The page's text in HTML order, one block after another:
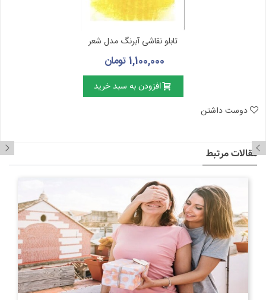
تابلو نقاشی آبرنگ مدل شعر
1,100,000 تومان
افزودن به سبد خرید
دوست داشتن
مقالات مرتبط